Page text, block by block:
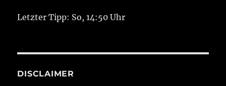
Letzter Tipp: So, 14:50 Uhr
DISCLAIMER